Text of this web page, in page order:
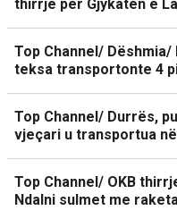
thirrje për Gjykatën e
Top Channel/
teksa transportonte 4
Top Channel/ Durrës,
vjeçari u transportua
Top Channel/ OKB
Ndalni sulmet me